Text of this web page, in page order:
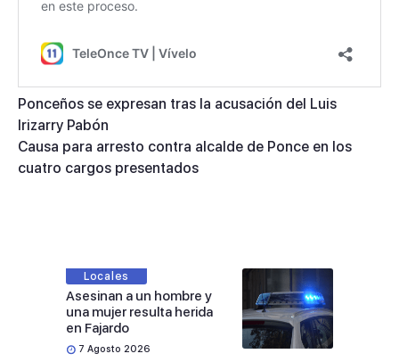
Ponceños se expresan tras la acusación del Luis
Irizarry Pabón
Causa para arresto contra alcalde de Ponce en los
cuatro cargos presentados
Locales
Asesinan a un hombre y
una mujer resulta herida
en Fajardo
7 Agosto 2026